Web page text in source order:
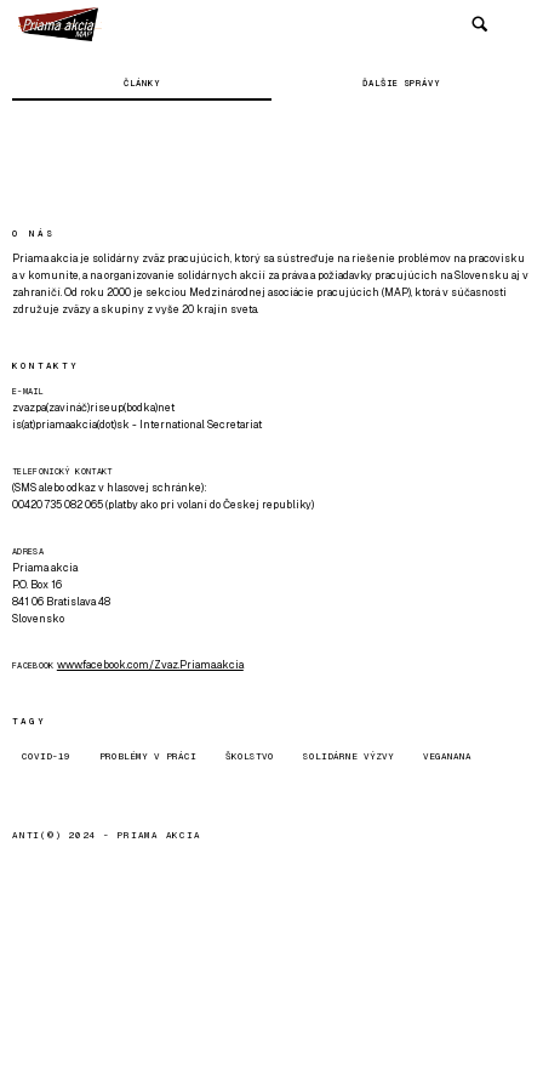
ČLÁNKY ĎALŠIE SPRÁVY
O NÁS
Priama akcia je solidárny zväz pracujúcich, ktorý sa sústreďuje na riešenie problémov na pracovisku
a v komunite, a na organizovanie solidárnych akcií za práva a požiadavky pracujúcich na Slovensku aj v
zahraničí. Od roku 2000 je sekciou Medzinárodnej asociácie pracujúcich (MAP), ktorá v súčasnosti
združuje zväzy a skupiny z vyše 20 krajín sveta.
KONTAKTY
E-MAIL
zvazpa(zavináč)riseup(bodka)net
is(at)priamaakcia(dot)sk - International Secretariat
TELEFONICKÝ KONTAKT
(SMS alebo odkaz v hlasovej schránke):
00420 735 082 065 (platby ako pri volaní do Českej republiky)
ADRESA
Priama akcia
P.O. Box 16
841 06 Bratislava 48
Slovensko
FACEBOOK www.facebook.com/Zvaz.Priama.akcia
TAGY
COVID-19 PROBLÉMY V PRÁCI ŠKOLSTVO SOLIDÁRNE VÝZVY VEGANANA
ANTI(©) 2024 - PRIAMA AKCIA